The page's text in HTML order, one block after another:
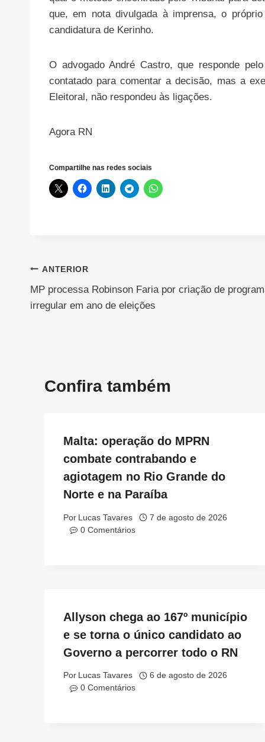
que, em nota divulgada à imprensa, o
candidatura de Kerinho.
O advogado André Castro, que responde
contatado para comentar a decisão, mas a
Eleitoral, não respondeu às ligações.
Agora RN
Compartilhe nas redes sociais
Navegação
de
ANTERIOR
MP processa Robinson Faria por criação de
irregular em ano de eleições
Confira também
Malta: operação do MPRN
combate contrabando e
agiotagem no Rio Grande do
Norte e na Paraíba
Por Lucas Tavares
7 de agosto de 2026
0 Comentários
Allyson chega ao 167º município
e se torna o único candidato ao
Governo a percorrer todo o RN
Por Lucas Tavares
6 de agosto de 2026
0 Comentários